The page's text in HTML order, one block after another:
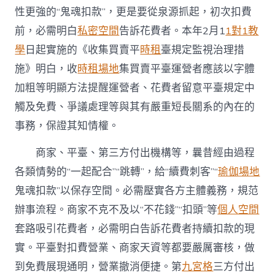
性更強的“鬼魂扣款”，更是要從泉源抓起，初次扣費
前，必需明白私密空間告訴花費者。本年2月11對1教
學日起實施的《收集買賣平時租臺規定監視治理措
施》明白，收時租場地集買賣平臺運營者應該以字體
加粗等明顯方法提醒運營者、花費者留意平臺規定中
觸及免費、爭議處理等與其有嚴重短長關系的內在的
事務，保證其知情權。
商家、平臺、第三方付出機構等，曩昔經由過程
各類情勢的“一起配合”“跳轉”，給“續費刺客”“瑜伽場地
鬼魂扣款”以保存空間。必需壓實各方主體義務，規范
辦事流程。商家不克不及以“不花錢”“扣頭”等個人空間
套路吸引花費者，必需明白告訴花費者持續扣款的現
實。平臺對扣費營業、商家天資等都要嚴厲審核，做
到免費展現通明，營業撤消便捷。第九宮格三方付出